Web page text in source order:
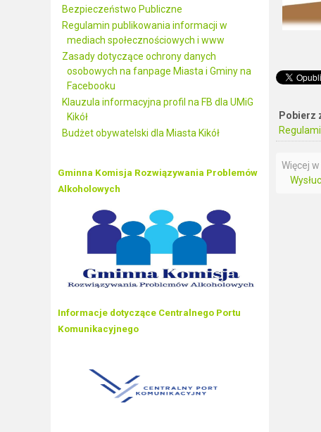
Bezpieczeństwo Publiczne
Regulamin publikowania informacji w
mediach społecznościowych i www
Zasady dotyczące ochrony danych
osobowych na fanpage Miasta i Gminy na
Facebooku
Klauzula informacyjna profil na FB dla UMiG
Kikół
Budżet obywatelski dla Miasta Kikół
Gminna Komisja Rozwiązywania Problemów
Alkoholowych
Informacje dotyczące Centralnego Portu
Komunikacyjnego
Pobierz
Więcej